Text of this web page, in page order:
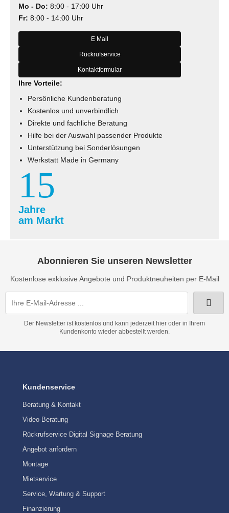
Mo - Do: 8:00 - 17:00 Uhr
Fr: 8:00 - 14:00 Uhr
E Mail
Rückrufservice
Kontaktformular
Ihre Vorteile:
Persönliche Kundenberatung
Kostenlos und unverbindlich
Direkte und fachliche Beratung
Hilfe bei der Auswahl passender Produkte
Unterstützung bei Sonderlösungen
Werkstatt Made in Germany
15
Jahre
am Markt
Abonnieren Sie unseren Newsletter
Kostenlose exklusive Angebote und Produktneuheiten per E-Mail
Der Newsletter ist kostenlos und kann jederzeit hier oder in Ihrem
Kundenkonto wieder abbestellt werden.
Kundenservice
Beratung & Kontakt
Video-Beratung
Rückrufservice Digital Signage Beratung
Angebot anfordern
Montage
Mietservice
Service, Wartung & Support
Finanzierung